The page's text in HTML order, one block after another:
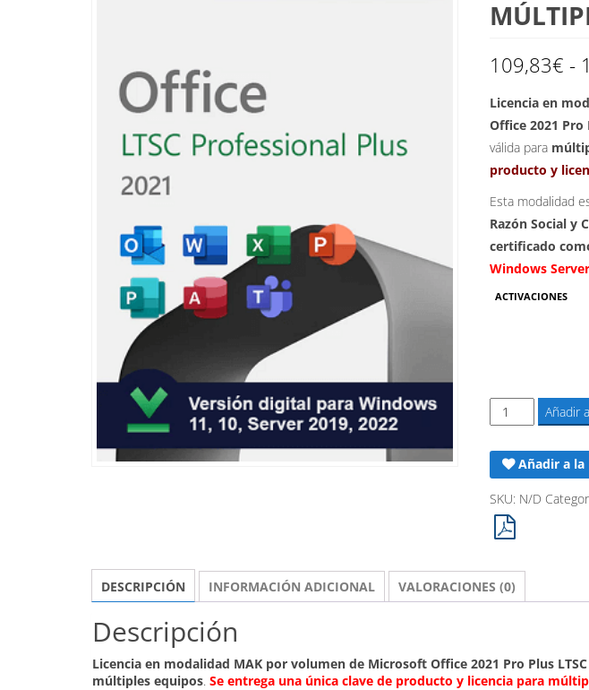
109,83€ -
Licencia en
Office 2021 Pro
válida para
producto y
Esta modalidad
Razón Social y
certificado
Windows
ACTIVACIONES
Microsoft
Office
LTSC
2021
Pro
Plus
-
Añadir
Añadir a la
SKU: N/D
DESCRIPCIÓN INFORMACIÓN ADICIONAL VALORACIONES (0)
Descripción
Licencia en modalidad MAK por volumen de Microsoft Office 2021 Pro Plus LTSC
múltiples equipos. Se entrega una única clave de producto y licencia para